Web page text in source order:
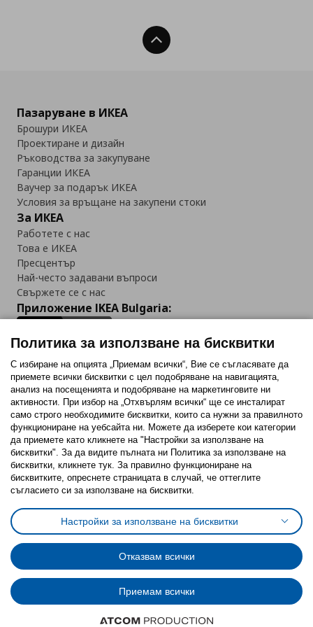
Нагоре
Пазаруване в ИКЕА
Брошури ИКЕА
Проектиране и дизайн
Ръководства за закупуване
Гаранции ИКЕА
Ваучер за подарък ИКЕА
Условия за връщане на закупени стоки
За ИКЕА
Работете с нас
Това е ИКЕА
Пресцентър
Най-често задавани въпроси
Свържете се с нас
Приложение IKEA Bulgaria:
Последвайте ни:
FacebookTwitterYoutubePinterestInstagram
Политика за използване на бисквитки (Cookies)
Избор на настройки за използване на бисквитки
Условия за ползване на ikea.bgОбща политика за личните данни
Политика за защита на личните данни на ikea.bg
Общи условия на програма IKEA Family
Политика за защита на лични данни на програма IKEA Family
© Inter-IKEA Systems B.V. 1999 - 2025
Политика за използване на бисквитки
С избиране на опцията „Приемам всички“, Вие се съгласявате да
приемете всички бисквитки с цел подобряване на навигацията,
анализ на посещенията и подобряване на маркетинговите ни
активности. При избор на „Отхвърлям всички“ ще се инсталират
само строго необходимитe бисквитки, които са нужни за правилното
функциониране на уебсайта ни. Можете да изберете кои категории
да приемете като кликнете на "Настройки за използване на
бисквитки". За да видите пълната ни Политика за използване на
бисквитки, кликнете тук. За правилно функциониране на
бисквитките, опреснете страницата в случай, че оттеглите
съгласието си за използване на бисквитки.
Настройки за използване на бисквитки
Отказвам всички
Приемам всички